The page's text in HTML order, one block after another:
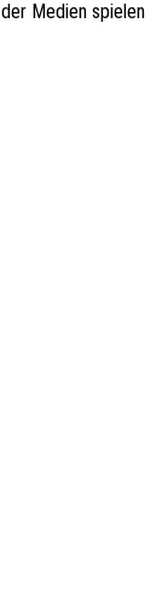
Medien spie­len